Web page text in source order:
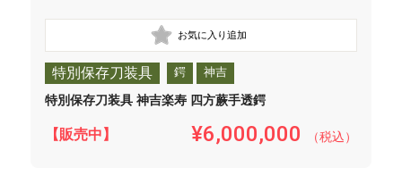
特別保存刀装具 鍔 神吉
特別保存刀装具 神吉楽寿 四方蕨手透鍔
【販売中】 ¥6,000,000 （税込）